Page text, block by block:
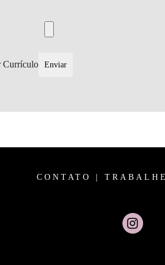
Currículo
CONTATO